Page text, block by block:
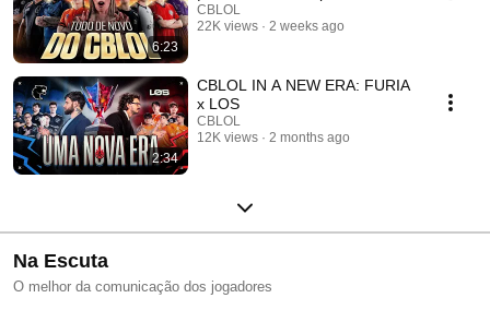
6:23
CBLOL
22K views
2 weeks ago
2:34
CBLOL IN A NEW ERA: FURIA
x LOS
CBLOL
12K views
2 months ago
Na Escuta
O melhor da comunicação dos jogadores